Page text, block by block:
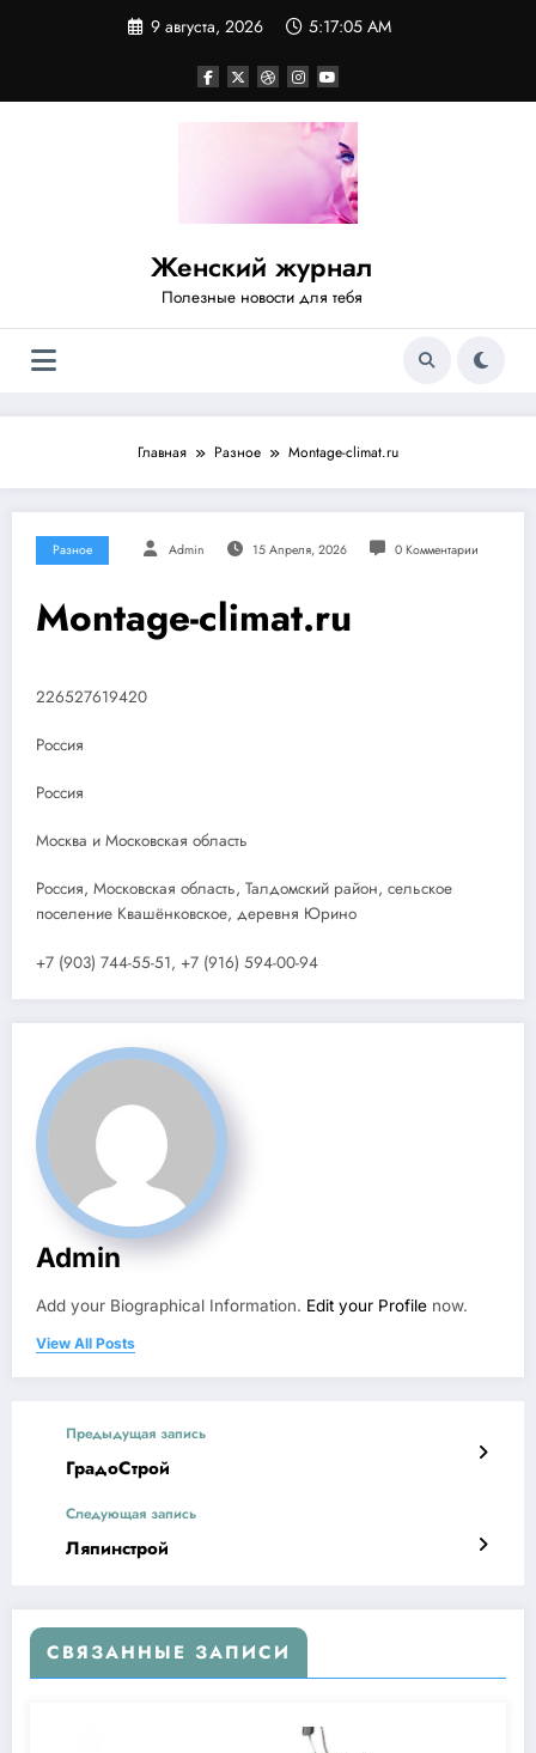
9 августа, 2026 5:17:05 AM
Женский журнал
Полезные новости для тебя
Главная Разное Montage-climat.ru
Разное Admin 15 Апреля, 2026 0 Комментарии
Montage-climat.ru
226527619420
Россия
Россия
Москва и Московская область
Россия, Московская область, Талдомский район, сельское
поселение Квашёнковское, деревня Юрино
+7 (903) 744-55-51, +7 (916) 594-00-94
Admin
Add your Biographical Information. Edit your Profile now.
View All Posts
Предыдущая запись
ГрадоСтрой
Следующая запись
Ляпинстрой
СВЯЗАННЫЕ ЗАПИСИ